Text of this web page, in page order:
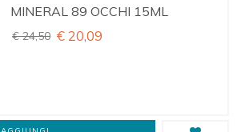
MINERAL 89 OCCHI 15ML
€ 24,50 € 20,09